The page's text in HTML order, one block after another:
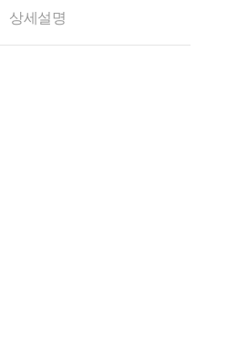
상세설명